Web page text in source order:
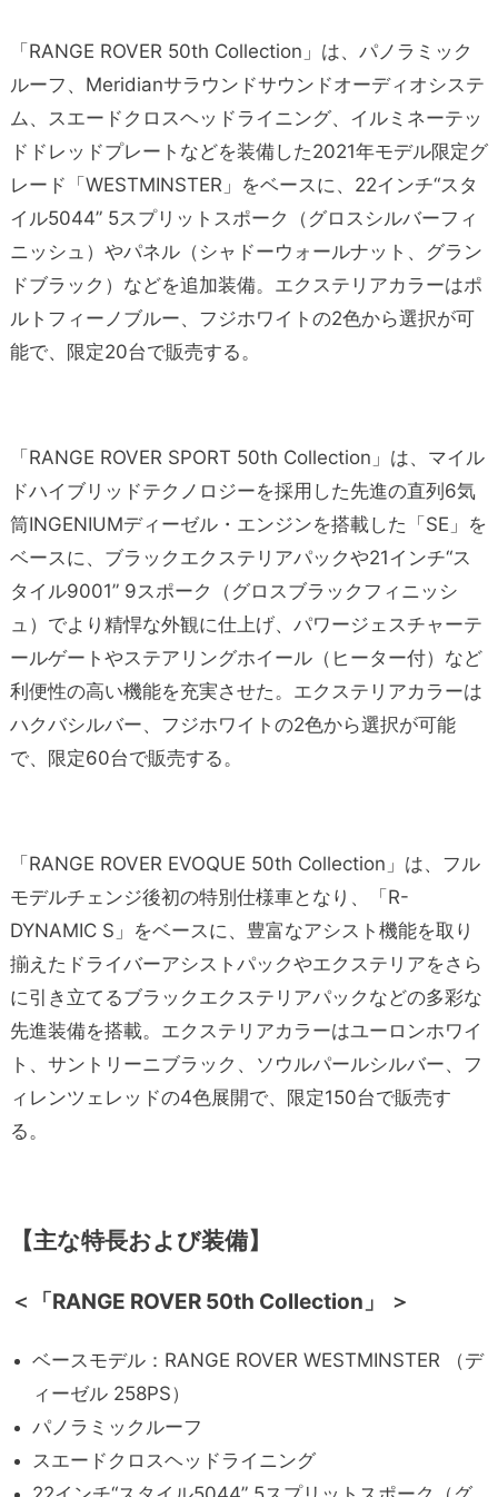
「RANGE ROVER 50th Collection」は、パノラミック
ルーフ、Meridianサラウンドサウンドオーディオシステ
ム、スエードクロスヘッドライニング、イルミネーテッ
ドドレッドプレートなどを装備した2021年モデル限定グ
レード「WESTMINSTER」をベースに、22インチ“スタ
イル5044” 5スプリットスポーク（グロスシルバーフィ
ニッシュ）やパネル（シャドーウォールナット、グラン
ドブラック）などを追加装備。エクステリアカラーはポ
ルトフィーノブルー、フジホワイトの2色から選択が可
能で、限定20台で販売する。
「RANGE ROVER SPORT 50th Collection」は、マイル
ドハイブリッドテクノロジーを採用した先進の直列6気
筒INGENIUMディーゼル・エンジンを搭載した「SE」を
ベースに、ブラックエクステリアパックや21インチ“ス
タイル9001” 9スポーク（グロスブラックフィニッシ
ュ）でより精悍な外観に仕上げ、パワージェスチャーテ
ールゲートやステアリングホイール（ヒーター付）など
利便性の高い機能を充実させた。エクステリアカラーは
ハクバシルバー、フジホワイトの2色から選択が可能
で、限定60台で販売する。
「RANGE ROVER EVOQUE 50th Collection」は、フル
モデルチェンジ後初の特別仕様車となり、「R-
DYNAMIC S」をベースに、豊富なアシスト機能を取り
揃えたドライバーアシストパックやエクステリアをさら
に引き立てるブラックエクステリアパックなどの多彩な
先進装備を搭載。エクステリアカラーはユーロンホワイ
ト、サントリーニブラック、ソウルパールシルバー、フ
ィレンツェレッドの4色展開で、限定150台で販売す
る。
【主な特長および装備】
＜「RANGE ROVER 50th Collection」 ＞
ベースモデル：RANGE ROVER WESTMINSTER （デ
ィーゼル 258PS）
パノラミックルーフ
スエードクロスヘッドライニング